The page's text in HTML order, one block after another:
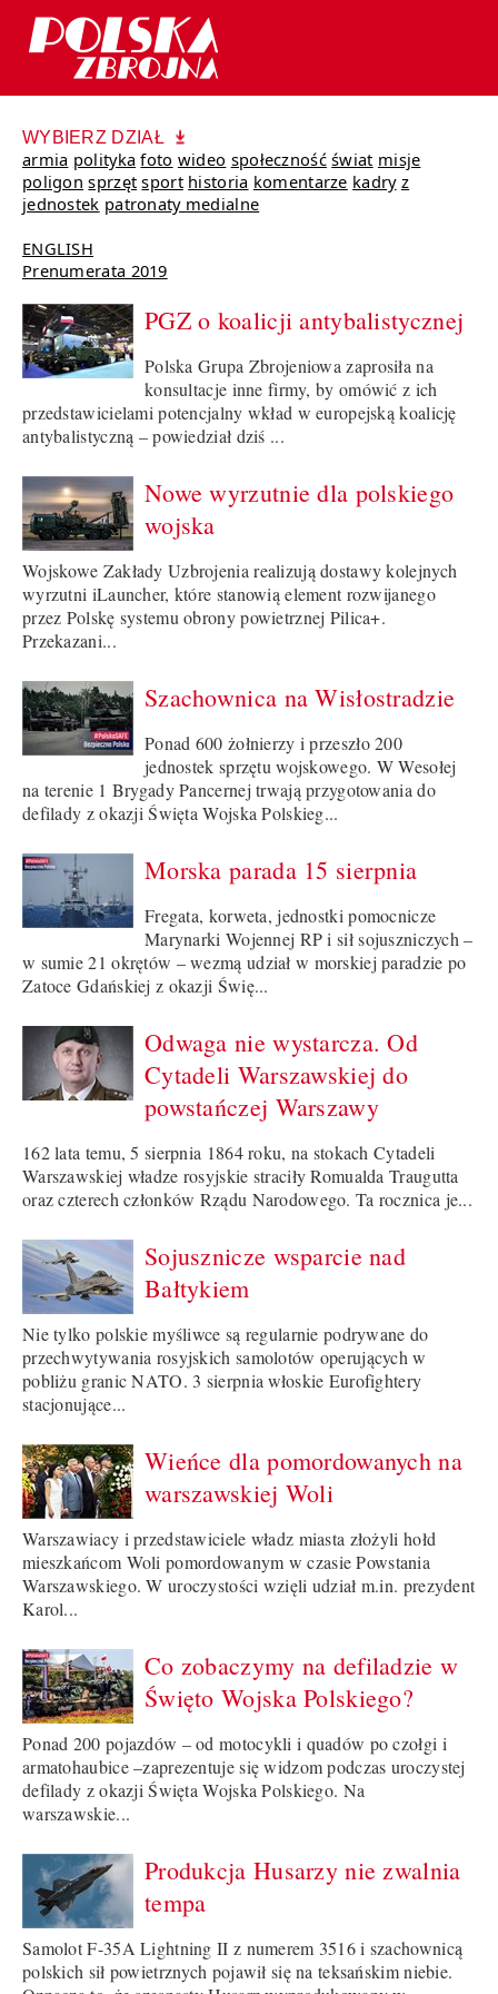
WYBIERZ DZIAŁ
armia polityka foto wideo społeczność świat misje
poligon sprzęt sport historia komentarze kadry z
jednostek patronaty medialne
ENGLISH
Prenumerata 2019
PGZ o koalicji antybalistycznej
Polska Grupa Zbrojeniowa zaprosiła na
konsultacje inne firmy, by omówić z ich
przedstawicielami potencjalny wkład w europejską koalicję
antybalistyczną – powiedział dziś ...
Nowe wyrzutnie dla polskiego
wojska
Wojskowe Zakłady Uzbrojenia realizują dostawy kolejnych
wyrzutni iLauncher, które stanowią element rozwijanego
przez Polskę systemu obrony powietrznej Pilica+.
Przekazani...
Szachownica na Wisłostradzie
Ponad 600 żołnierzy i przeszło 200
jednostek sprzętu wojskowego. W Wesołej
na terenie 1 Brygady Pancernej trwają przygotowania do
defilady z okazji Święta Wojska Polskieg...
Morska parada 15 sierpnia
Fregata, korweta, jednostki pomocnicze
Marynarki Wojennej RP i sił sojuszniczych –
w sumie 21 okrętów – wezmą udział w morskiej paradzie po
Zatoce Gdańskiej z okazji Świę...
Odwaga nie wystarcza. Od
Cytadeli Warszawskiej do
powstańczej Warszawy
162 lata temu, 5 sierpnia 1864 roku, na stokach Cytadeli
Warszawskiej władze rosyjskie straciły Romualda Traugutta
oraz czterech członków Rządu Narodowego. Ta rocznica je...
Sojusznicze wsparcie nad
Bałtykiem
Nie tylko polskie myśliwce są regularnie podrywane do
przechwytywania rosyjskich samolotów operujących w
pobliżu granic NATO. 3 sierpnia włoskie Eurofightery
stacjonujące...
Wieńce dla pomordowanych na
warszawskiej Woli
Warszawiacy i przedstawiciele władz miasta złożyli hołd
mieszkańcom Woli pomordowanym w czasie Powstania
Warszawskiego. W uroczystości wzięli udział m.in. prezydent
Karol...
Co zobaczymy na defiladzie w
Święto Wojska Polskiego?
Ponad 200 pojazdów – od motocykli i quadów po czołgi i
armatohaubice –zaprezentuje się widzom podczas uroczystej
defilady z okazji Święta Wojska Polskiego. Na
warszawskie...
Produkcja Husarzy nie zwalnia
tempa
Samolot F-35A Lightning II z numerem 3516 i szachownicą
polskich sił powietrznych pojawił się na teksańskim niebie.